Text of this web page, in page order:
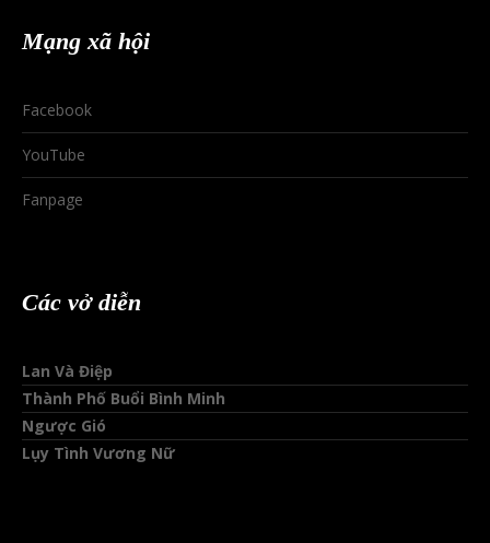
Mạng xã hội
Facebook
YouTube
Fanpage
Các vở diễn
Lan Và Điệp
Thành Phố Buổi Bình Minh
Ngược Gió
Lụy Tình Vương Nữ